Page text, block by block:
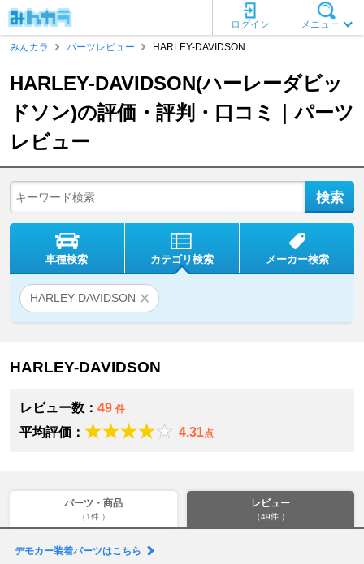
メニュー
ログイン
みんカラ
パーツレビュー HARLEY-DAVIDSON
HARLEY-DAVIDSON(ハーレーダビッ
ドソン)の評価・評判・口コミ｜パーツ
レビュー
車種検索 カテゴリ検索 メーカー検索
HARLEY-DAVIDSON
HARLEY-DAVIDSON
レビュー数： 49 件
平均評価： 4.31点
パーツ・商品
（1件 ）
レビュー
（49件 ）
デモカー装着パーツはこちら